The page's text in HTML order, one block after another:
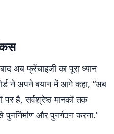
अब फ्रेंचाइजी का पूरा ध्यान
ने अपने बयान में आगे कहा, “अब
पर है, सर्वश्रेष्ठ मानकों तक
और पुनर्गठन करना.”